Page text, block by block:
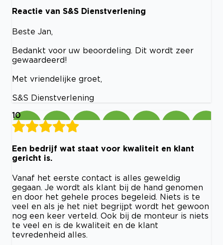
Reactie van S&S Dienstverlening
Beste Jan,
Bedankt voor uw beoordeling. Dit wordt zeer
gewaardeerd!
Met vriendelijke groet,
S&S Dienstverlening
10
Een bedrijf wat staat voor kwaliteit en klant
gericht is.
Vanaf het eerste contact is alles geweldig
gegaan. Je wordt als klant bij de hand genomen
en door het gehele proces begeleid. Niets is te
veel en als je het niet begrijpt wordt het gewoon
nog een keer verteld. Ook bij de monteur is niets
te veel en is de kwaliteit en de klant
tevredenheid alles.